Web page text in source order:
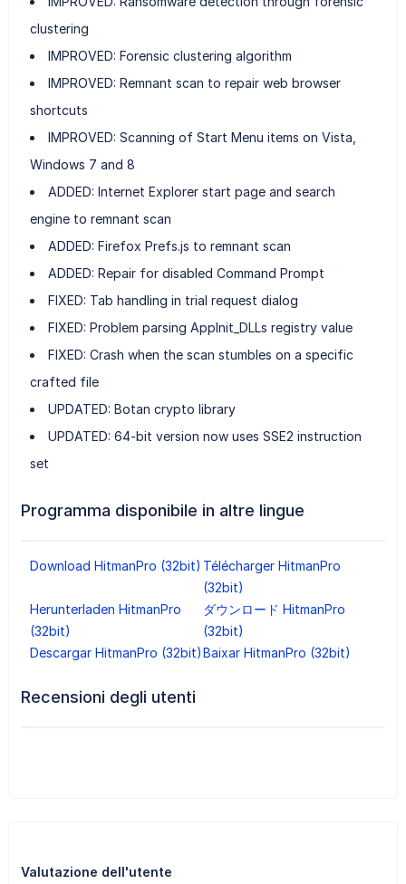
clustering
IMPROVED: Forensic clustering algorithm
IMPROVED: Remnant scan to repair web browser
shortcuts
IMPROVED: Scanning of Start Menu items on Vista,
Windows 7 and 8
ADDED: Internet Explorer start page and search
engine to remnant scan
ADDED: Firefox Prefs.js to remnant scan
ADDED: Repair for disabled Command Prompt
FIXED: Tab handling in trial request dialog
FIXED: Problem parsing AppInit_DLLs registry value
FIXED: Crash when the scan stumbles on a specific
crafted file
UPDATED: Botan crypto library
UPDATED: 64-bit version now uses SSE2 instruction
set
Programma disponibile in altre lingue
Download HitmanPro (32bit) Télécharger HitmanPro
(32bit)
Herunterladen HitmanPro
(32bit)
ダウンロード HitmanPro
(32bit)
Descargar HitmanPro (32bit)Baixar HitmanPro (32bit)
Recensioni degli utenti
Valutazione dell'utente